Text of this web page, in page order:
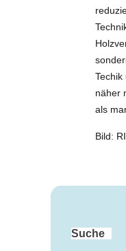
Techik
näher
als
Bild:
Suche